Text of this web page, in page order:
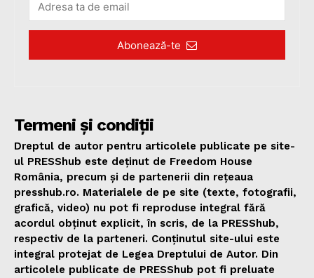
Abonează-te
Termeni și condiții
Dreptul de autor pentru articolele publicate pe site-
ul PRESShub este deținut de Freedom House
România, precum și de partenerii din rețeaua
presshub.ro. Materialele de pe site (texte, fotografii,
grafică, video) nu pot fi reproduse integral fără
acordul obținut explicit, în scris, de la PRESShub,
respectiv de la parteneri. Conținutul site-ului este
integral protejat de Legea Dreptului de Autor. Din
articolele publicate de PRESShub pot fi preluate